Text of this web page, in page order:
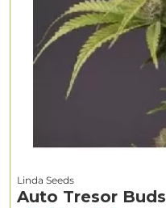
Linda Seeds
Auto Tresor Buds